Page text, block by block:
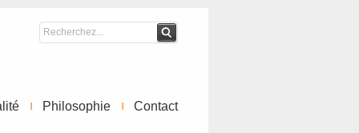
Philosophie Contact